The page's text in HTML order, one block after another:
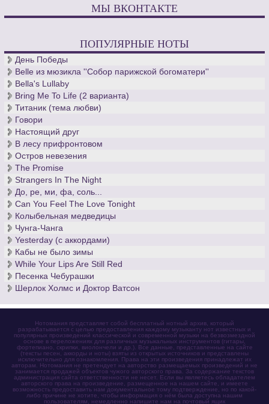
МЫ ВКОНТАКТЕ
ПОПУЛЯРНЫЕ НОТЫ
День Победы
Belle из мюзикла ''Собор парижской богоматери''
Bella's Lullaby
Bring Me To Life (2 варианта)
Титаник (тема любви)
Говори
Настоящий друг
В лесу прифронтовом
Остров невезения
The Promise
Strangers In The Night
До, ре, ми, фа, соль...
Can You Feel The Love Tonight
Колыбельная медведицы
Чунга-Чанга
Yesterday (с аккордами)
Кабы не было зимы
While Your Lips Are Still Red
Песенка Чебурашки
Шерлок Холмс и Доктор Ватсон
Нотомания представляет собой бесплатный нотный архив, который
разрабатывается с целью предоставления каждому музыканту нот известных и
популярных произведений классической и современной музыки на безвозмездной
основе в переложениях для различных музыкальных инструментов (гитары,
фортепиано, скрипки, виолончели и др.). Все данные, представленные на сайте
(тексты песен, аккорды и ноты) взяты из открытых источников и представлены
исключительно для ознакомления. Права на эти произведения принадлежат их
авторам. Нотомания не претендует на авторство размещаемых произведений и не
занимается продажей объектов чужого авторского права. За содержание текстов
администрация сайта ответственности не несет. Если вы являетесь обладателем
авторского права на произведение, размещенное на нашем сайте, и имеете
возможность предоставить нам документальное тому подтверждение, но по какой-
либо причине не хотите, чтобы информация о нём была доступна нашим
пользователям, немедленно напишите нам на почтовый ящик